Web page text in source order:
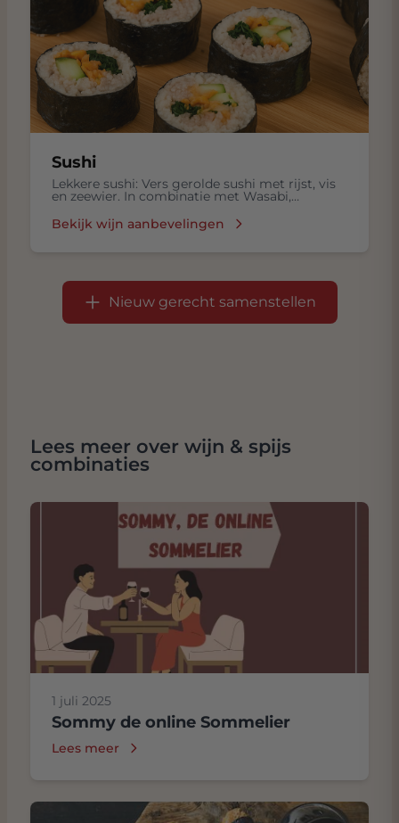
Sushi
Lekkere sushi: Vers gerolde sushi met rijst, vis
en zeewier. In combinatie met Wasabi,
Bekijk wijn aanbevelingen
Nieuw gerecht samenstellen
Lees meer over wijn & spijs
combinaties
1 juli 2025
Sommy de online Sommelier
Lees meer